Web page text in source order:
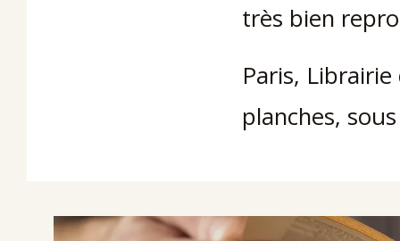
très bien
Paris,
planches,